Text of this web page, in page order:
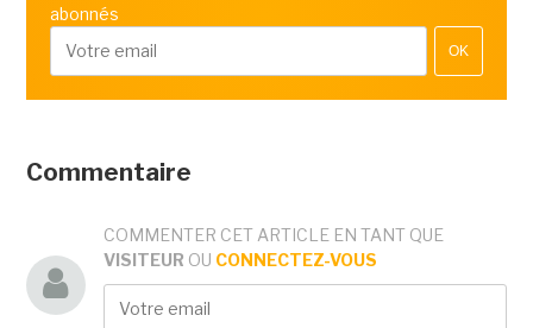
abonnés
OK
Commentaire
COMMENTER CET ARTICLE EN TANT QUE
VISITEUR OU CONNECTEZ-VOUS